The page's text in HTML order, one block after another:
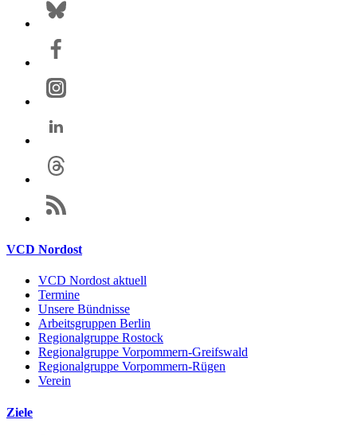
VCD Nordost
VCD Nordost aktuell
Termine
Unsere Bündnisse
Arbeitsgruppen Berlin
Regionalgruppe Rostock
Regionalgruppe Vorpommern-Greifswald
Regionalgruppe Vorpommern-Rügen
Verein
Ziele